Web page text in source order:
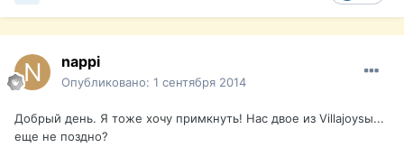
nappi
Опубликовано: 1 сентября 2014
Добрый день. Я тоже хочу примкнуть! Нас двое из Villajoysы...
еще не поздно?